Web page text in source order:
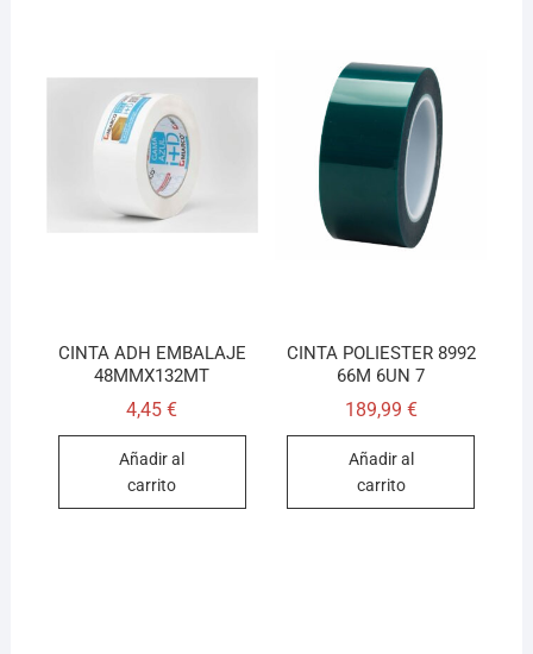
CINTA ADH EMBALAJE
48MMX132MT
4,45€
Añadir al
carrito
CINTA POLIESTER 8992
66M 6UN 7
189,99 €
Añadir al
carrito